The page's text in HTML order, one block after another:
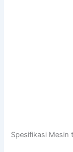
Spesifikasi Mesin